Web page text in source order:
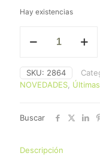
Hay existencias
Pirámide
Fluorita
cantidad
SKU: 2864
NOVEDADES,
Buscar
Descripción